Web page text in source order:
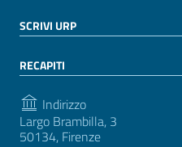
SCRIVI URP
RECAPITI
Indirizzo
Largo Brambilla, 3
50134, Firenze